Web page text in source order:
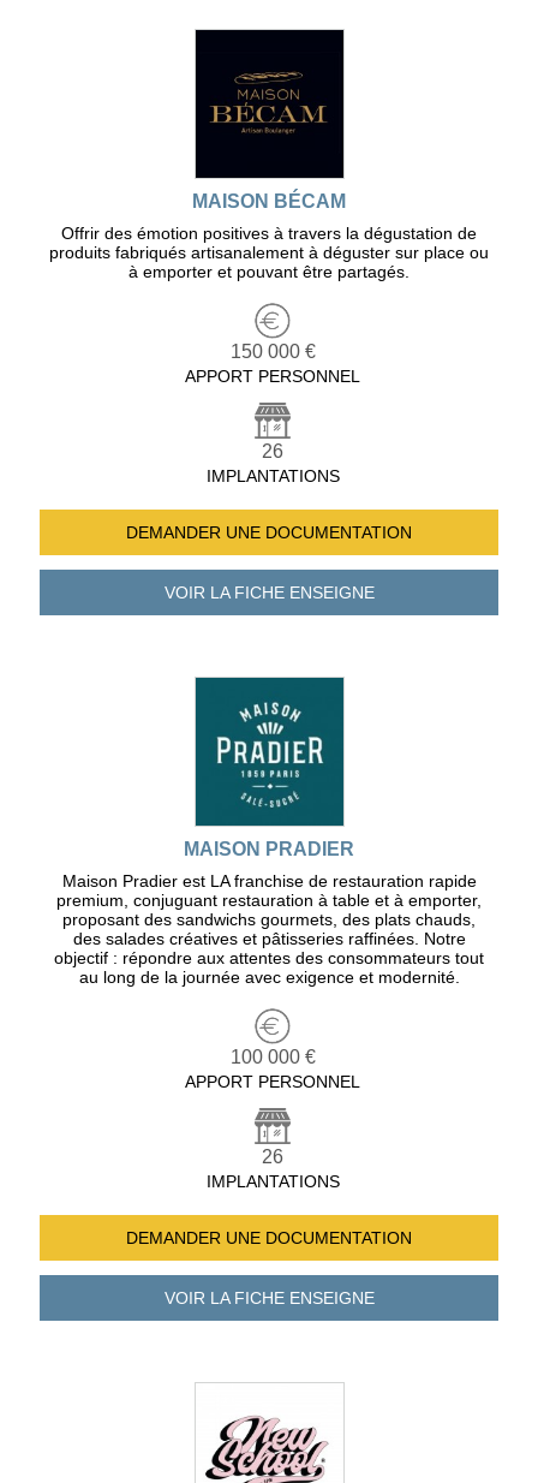
MAISON BÉCAM
Offrir des émotion positives à travers la dégustation de
produits fabriqués artisanalement à déguster sur place ou
à emporter et pouvant être partagés.
150 000 €
APPORT PERSONNEL
26
IMPLANTATIONS
DEMANDER UNE DOCUMENTATION
VOIR LA FICHEENSEIGNE
MAISON PRADIER
Maison Pradier est LA franchise de restauration rapide
premium, conjuguant restauration à table et à emporter,
proposant des sandwichs gourmets, des plats chauds,
des salades créatives et pâtisseries raffinées. Notre
objectif : répondre aux attentes des consommateurs tout
au long de la journée avec exigence et modernité.
100 000 €
APPORT PERSONNEL
26
IMPLANTATIONS
DEMANDER UNE DOCUMENTATION
VOIR LA FICHEENSEIGNE